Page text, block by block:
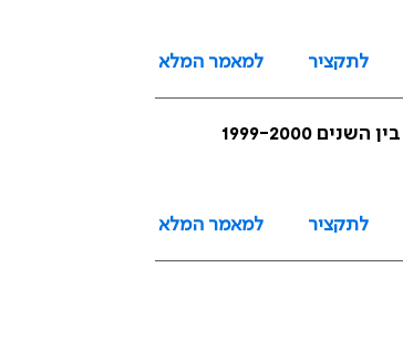
לתקציר
למאמר המלא
1999-2000
לתקציר
למאמר המלא